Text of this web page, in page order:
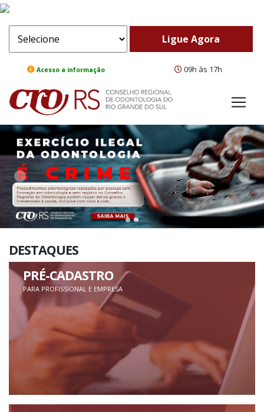
Acesso a informação 09h às 17h
ComeBack
DESTAQUES
PRÉ-CADASTRO
PARA PROFISSIONAL E EMPRESA